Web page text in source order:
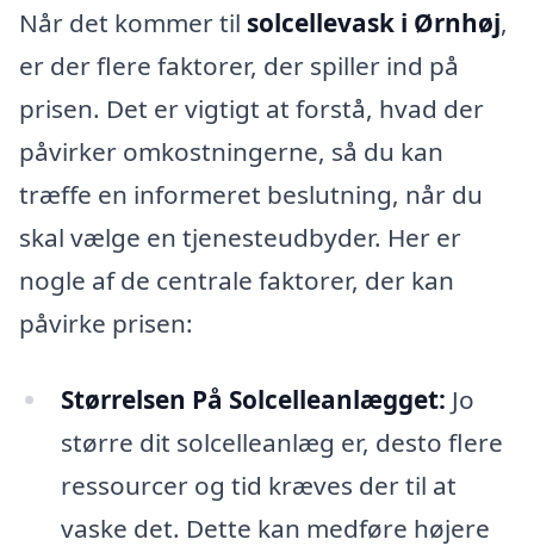
Når det kommer til solcellevask i Ørnhøj,
er der flere faktorer, der spiller ind på
prisen. Det er vigtigt at forstå, hvad der
påvirker omkostningerne, så du kan
træffe en informeret beslutning, når du
skal vælge en tjenesteudbyder. Her er
nogle af de centrale faktorer, der kan
påvirke prisen:
Størrelsen På Solcelleanlægget: Jo
større dit solcelleanlæg er, desto flere
ressourcer og tid kræves der til at
vaske det. Dette kan medføre højere